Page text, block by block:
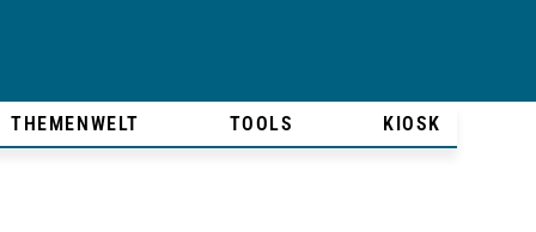
THEMENWELT TOOLS KIOSK